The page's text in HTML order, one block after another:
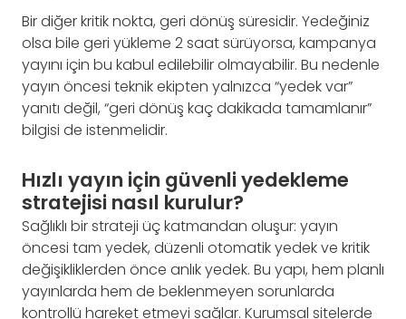
Bir diğer kritik nokta, geri dönüş süresidir. Yedeğiniz
olsa bile geri yükleme 2 saat sürüyorsa, kampanya
yayını için bu kabul edilebilir olmayabilir. Bu nedenle
yayın öncesi teknik ekipten yalnızca “yedek var”
yanıtı değil, “geri dönüş kaç dakikada tamamlanır”
bilgisi de istenmelidir.
Hızlı yayın için güvenli yedekleme
stratejisi nasıl kurulur?
Sağlıklı bir strateji üç katmandan oluşur: yayın
öncesi tam yedek, düzenli otomatik yedek ve kritik
değişikliklerden önce anlık yedek. Bu yapı, hem planlı
yayınlarda hem de beklenmeyen sorunlarda
kontrollü hareket etmeyi sağlar. Kurumsal sitelerde